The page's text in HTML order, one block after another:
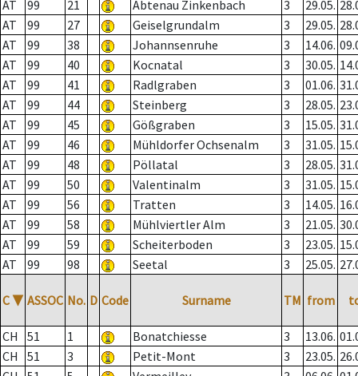
AT
99 21 Abtenau Zinkenbach 3 29.05.
AT
99 27 Geiselgrundalm 3 29.05.
AT
99 38 Johannsenruhe 3 14.06.
AT
99 40 Kocnatal 3 30.05.
AT
99 41 Radlgraben 3 01.06.
AT
99 44 Steinberg 3 28.05.
AT
99 45 Gößgraben 3 15.05.
AT
99 46 Mühldorfer Ochsenalm 3 31.05.
AT
99 48 Pöllatal 3 28.05.
AT
99 50 Valentinalm 3 31.05.
AT
99 56 Tratten 3 14.05.
AT
99 58 Mühlviertler Alm 3 21.05.
AT
99 59 Scheiterboden 3 23.05.
AT
99 98 Seetal 3 25.05.
C ▼ ASSOC No. D Code Surname TM from
CH 51 1 Bonatchiesse 3 13.06.
CH
51 3 Petit-Mont 3 23.05.